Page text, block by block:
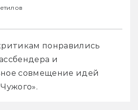
понравились
и
совмещение идей